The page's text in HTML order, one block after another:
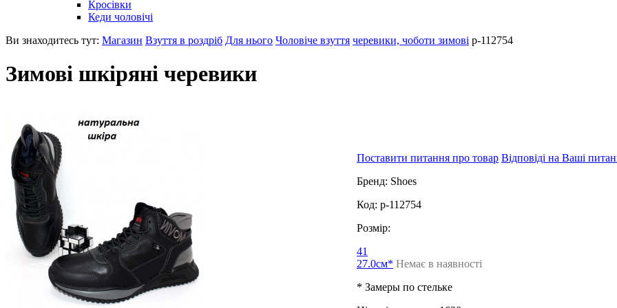
Кросівки
Кеди чоловічі
Ви знаходитесь тут: Магазин Взуття в роздріб Для нього Чоловіче взуття черевики, чоботи зимові p-112754
Зимові шкіряні черевики
Поставити питання про товар Відповіді на Ваші
Бренд: Shoes
Код: p-112754
Розмір:
41
27.0см* Немає в наявності
* Замеры по стельке